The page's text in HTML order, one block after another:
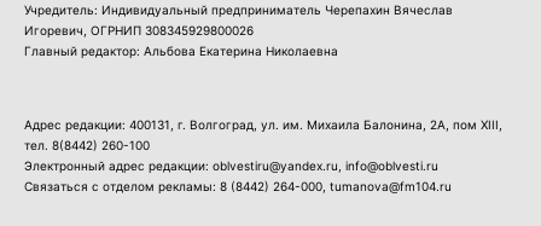
Учредитель: Индивидуальный предприниматель Черепахин Вячеслав
Игоревич, ОГРНИП 308345929800026
Главный редактор: Альбова Екатерина Николаевна
Адрес редакции: 400131, г. Волгоград, ул. им. Михаила Балонина, 2А, пом XIII,
тел. 8(8442) 260-100
Электронный адрес редакции: oblvestiru@yandex.ru, info@oblvesti.ru
Связаться с отделом рекламы: 8 (8442) 264-000 , tumanova@fm104.ru